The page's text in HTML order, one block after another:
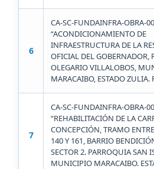
6
CA-SC-FUNDAINFRA-OBRA-
“ACONDICIONAMIENTO DE
INFRAESTRUCTURA DE LA
OFICIAL DEL GOBERNADOR,
OLEGARIO VILLALOBOS,
MARACAIBO, ESTADO ZULIA.
7
CA-SC-FUNDAINFRA-OBRA-
“REHABILITACIÓN DE LA
CONCEPCIÓN, TRAMO
140 Y 161, BARRIO
SECTOR 2. PARROQUIA SAN
MUNICIPIO MARACAIBO.